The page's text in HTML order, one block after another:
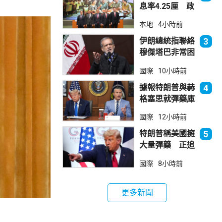
息率4.25厘 政
吸引力
本地 4小時前
伊朗總統指聯絡
穆傑塔巴非常困
製造分裂
3
國際 10小時前
據報特朗普與赫
格塞思就彈藥庫
4
國際 12小時前
特朗普稱美國擁
大量彈藥 正追
者」
5
國際 8小時前
更多新聞